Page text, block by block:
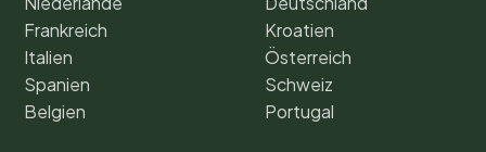
Frankreich
Italien
Spanien
Belgien
Kroatien
Österreich
Schweiz
Portugal